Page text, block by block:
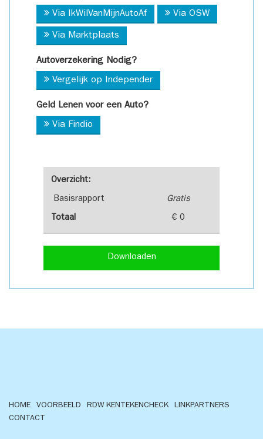
Overzicht:
Basisrapport Gratis
Totaal € 0
Downloaden
Via IkWilVanMijnAutoAf Via OSW
Via Marktplaats
Autoverzekering Nodig?
Vergelijk op Independer
Geld Lenen voor een Auto?
Via Findio
HOME VOORBEELD RDW KENTEKENCHECK
LINKPARTNERS
CONTACT